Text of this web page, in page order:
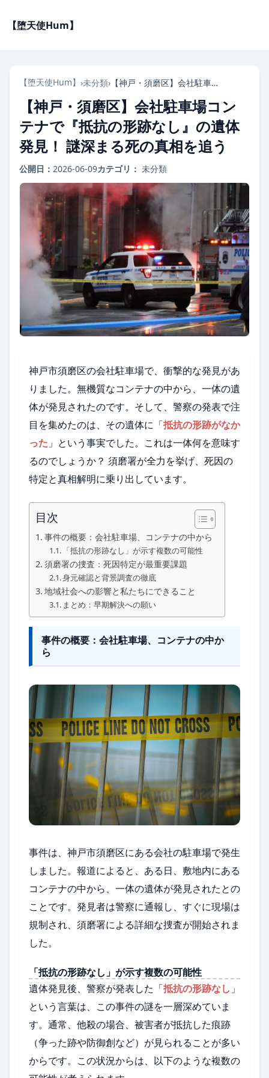
【堕天使Hum】
【堕天使Hum】 ›未分類› 【神戸・須磨区】会社駐車場コンテナで『抵抗の形跡なし』の遺体発見！ 謎深まる死の真相を追う
【神戸・須磨区】会社駐車場コン
テナで『抵抗の形跡なし』の遺体
発見！ 謎深まる死の真相を追う
公開日： 2026-06-09カテゴリ： 未分類
神戸市須磨区の会社駐車場で、衝撃的な発見があ
りました。無機質なコンテナの中から、一体の遺
体が発見されたのです。そして、警察の発表で注
目を集めたのは、その遺体に「抵抗の形跡がなか
った 」という事実でした。これは一体何を意味す
るのでしょうか？ 須磨署が全力を挙げ、死因の
特定と真相解明に乗り出しています。
目次
事件の概要：会社駐車場、コンテナの中から
「抵抗の形跡なし」が示す複数の可能性
須磨署の捜査：死因特定が最重要課題
身元確認と背景調査の徹底
地域社会への影響と私たちにできること
まとめ：早期解決への願い
事件の概要：会社駐車場、コンテナの中か
ら
事件は、神戸市須磨区にある会社の駐車場で発生
しました。報道によると、ある日、敷地内にある
コンテナの中から、一体の遺体が発見されたとの
ことです。発見者は警察に通報し、すぐに現場は
規制され、須磨署による詳細な捜査が開始されま
した。
「抵抗の形跡なし」が示す複数の可能性
遺体発見後、警察が発表した「抵抗の形跡なし 」
という言葉は、この事件の謎を一層深めていま
す。通常、他殺の場合、被害者が抵抗した痕跡
（争った跡や防御創など）が見られることが多い
からです。この状況からは、以下のような複数の